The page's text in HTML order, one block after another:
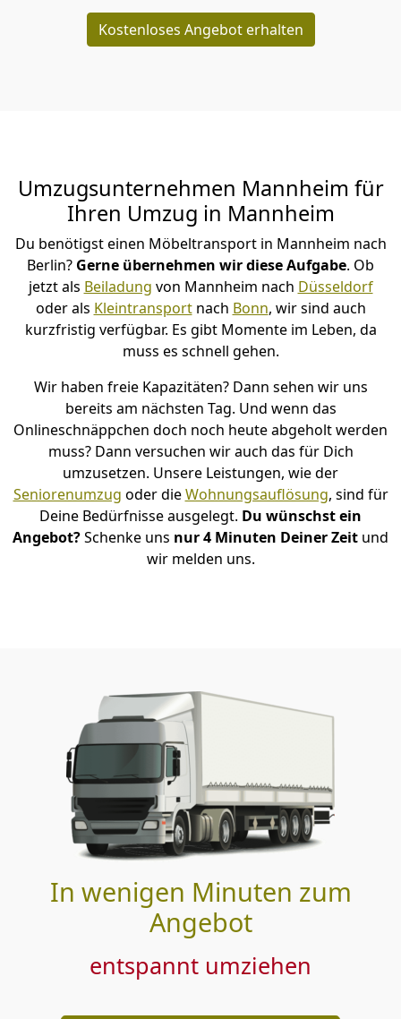
Kostenloses Angebot erhalten
Umzugsunternehmen Mannheim für
Ihren Umzug in Mannheim
Du benötigst einen Möbeltransport in Mannheim nach
Berlin? Gerne übernehmen wir diese Aufgabe. Ob
jetzt als Beiladung von Mannheim nach Düsseldorf
oder als Kleintransportnach Bonn, wir sind auch
kurzfristig verfügbar. Es gibt Momente im Leben, da
muss es schnell gehen.
Wir haben freie Kapazitäten? Dann sehen wir uns
bereits am nächsten Tag. Und wenn das
Onlineschnäppchen doch noch heute abgeholt werden
muss? Dann versuchen wir auch das für Dich
umzusetzen. Unsere Leistungen, wie der
Seniorenumzug oder dieWohnungsauflösung, sind für
Deine Bedürfnisse ausgelegt. Du wünschst ein
Angebot?Schenke uns nur 4 Minuten Deiner Zeit und
wir melden uns.
In wenigen Minuten zum
Angebot
entspannt umziehen